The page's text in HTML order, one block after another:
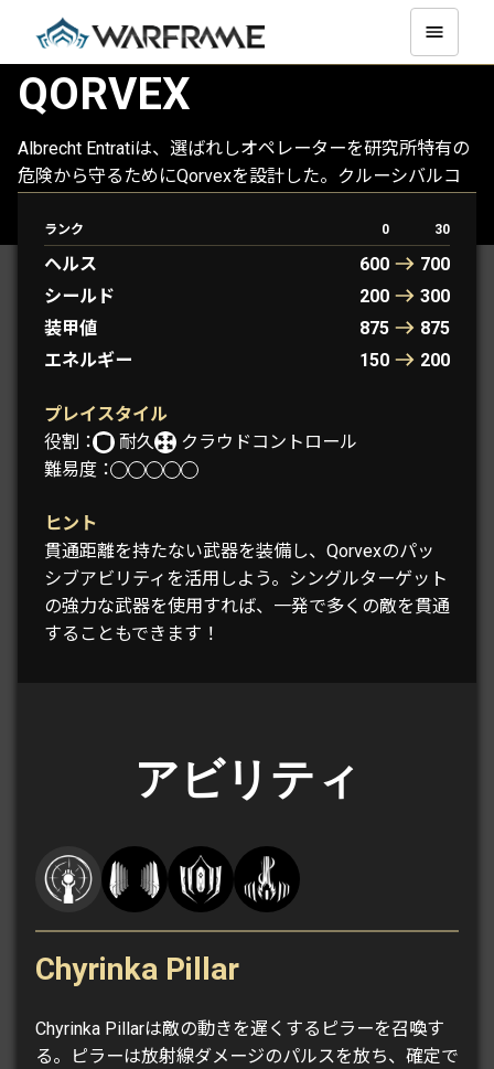
QORVEX
Albrecht Entratiは、選ばれしオペレーターを研究所特有の
危険から守るためにQorvexを設計した。クルーシバルコ
を高める。
ランク 0 30
ヘルス 600
700
シールド
200
300
装甲値
875
875
エネルギー
150 200
プレイスタイル
役割：
耐久
クラウドコントロール
難易度：
ヒント
貫通距離を持たない武器を装備し、Qorvexのパッ
シブアビリティを活用しよう。シングルターゲット
の強力な武器を使用すれば、一発で多くの敵を貫通
することもできます！
アビリティ
Chyrinka Pillar
Chyrinka Pillarは敵の動きを遅くするピラーを召喚す
る。ピラーは放射線ダメージのパルスを放ち、確定で